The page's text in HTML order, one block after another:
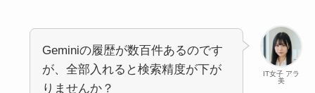
IT女子 アラ
美
Geminiの履歴が数百件あるのです
が、全部入れると検索精度が下が
りませんか？